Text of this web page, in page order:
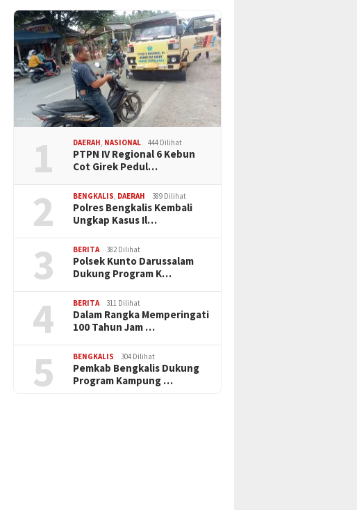
1 DAERAH, NASIONAL 444 Dilihat
PTPN IV Regional 6 Kebun
Cot Girek Pedul…
2 BENGKALIS, DAERAH 389 Dilihat
Polres Bengkalis Kembali
Ungkap Kasus Il…
3 BERITA 382 Dilihat
Polsek Kunto Darussalam
Dukung Program K…
4 BERITA 311 Dilihat
Dalam Rangka Memperingati
100 Tahun Jam …
5 BENGKALIS 304 Dilihat
Pemkab Bengkalis Dukung
Program Kampung …